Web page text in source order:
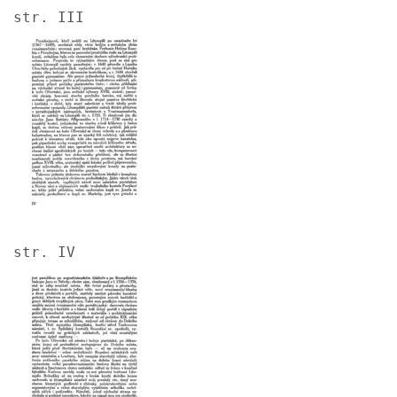
str. III
Image
str. IV
Image